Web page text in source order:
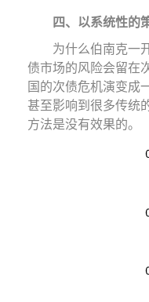
四、以系统性的
为什么伯南克一
债市场的风险会留在
国的次债危机演变成
甚至影响到很多传统
方法是没有效果的。